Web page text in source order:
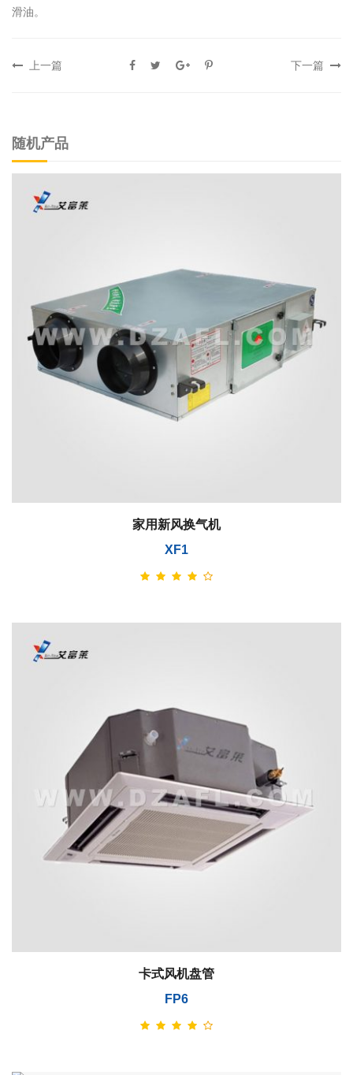
滑油。
上一篇 下一篇
随机产品
家用新风换气机
XF1
卡式风机盘管
FP6